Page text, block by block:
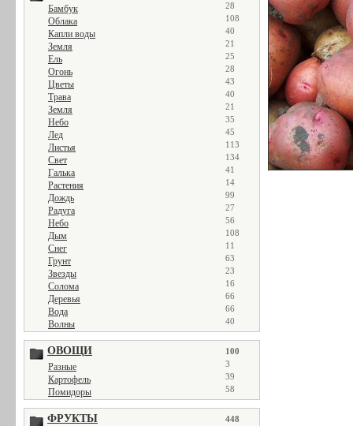
Бамбук 28
Облака 108
Капли воды 40
Земля 21
Ель 25
Огонь 28
Цветы 43
Трава 40
Земля 21
Небо 35
Лед 45
Листья 113
Свет 134
Галька 41
Растения 14
Дождь 99
Радуга 27
Небо 56
Дым 108
Снег 11
Грунт 63
Звезды 23
Солома 16
Деревья 66
Вода 66
Волны 40
ОВОЩИ 100
Разные 3
Картофель 39
Помидоры 58
ФРУКТЫ 448